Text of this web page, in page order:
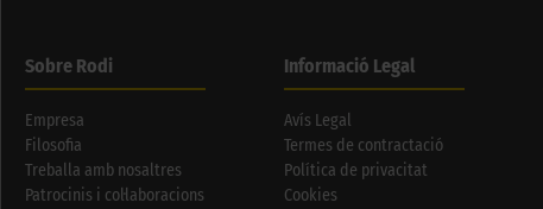
Sobre Rodi
Empresa
Filosofia
Treballa amb nosaltres
Patrocinis i col·laboracions
Informació Legal
Avís Legal
Termes de contractació
Política de privacitat
Cookies